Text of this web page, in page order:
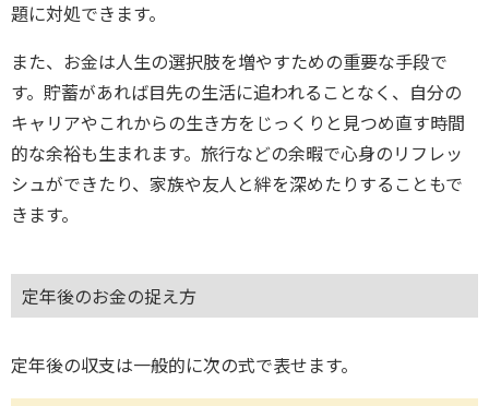
題に対処できます。
また、お金は人生の選択肢を増やすための重要な手段で
す。貯蓄があれば目先の生活に追われることなく、自分の
キャリアやこれからの生き方をじっくりと見つめ直す時間
的な余裕も生まれます。旅行などの余暇で心身のリフレッ
シュができたり、家族や友人と絆を深めたりすることもで
きます。
定年後のお金の捉え方
定年後の収支は一般的に次の式で表せます。